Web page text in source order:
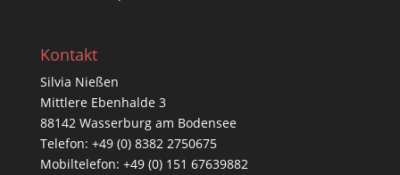
Kontakt
Silvia Nießen
Mittlere Ebenhalde 3
88142 Wasserburg am Bodensee
Telefon: +49 (0) 8382 2750675
Mobiltelefon: +49 (0) 151 67639882